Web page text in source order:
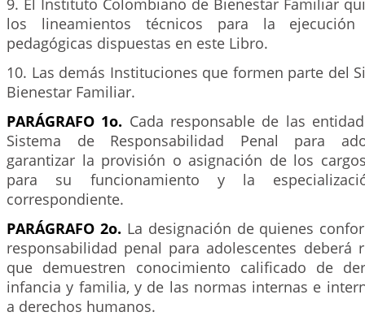
9. El Instituto Colombiano de Bienestar Familiar
los lineamientos técnicos para la
pedagógicas dispuestas en este Libro.
10. Las demás Instituciones que formen parte del
Bienestar Familiar.
PARÁGRAFO 1o. Cada responsable de las
Sistema de Responsabilidad Penal para
garantizar la provisión o asignación de los
para su funcionamiento y la
correspondiente.
PARÁGRAFO 2o. La designación de quienes
responsabilidad penal para adolescentes deberá
que demuestren conocimiento calificado de
infancia y familia, y de las normas internas e
a derechos humanos.